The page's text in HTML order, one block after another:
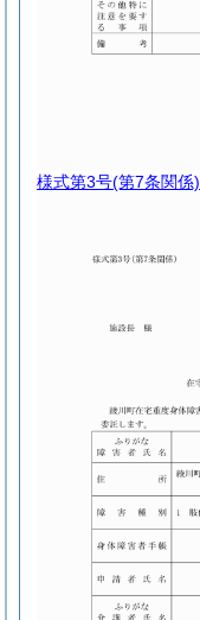
様式第3号(第7条関係)